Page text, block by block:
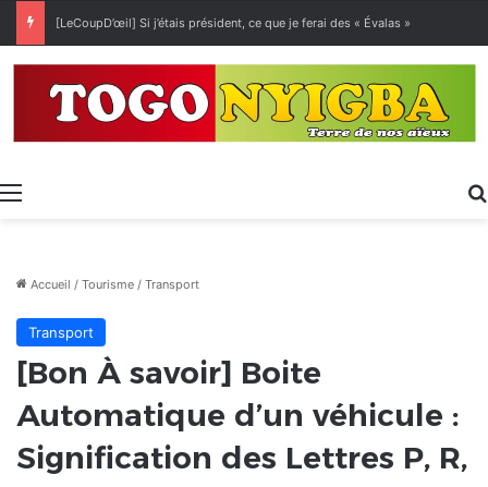
[LeCoupD’œil] Si j’étais président, ce que je ferai des « Évalas »
Menu
Accueil / Tourisme / Transport
Transport
[Bon À savoir] Boite
Automatique d’un véhicule :
Signification des Lettres P, R,